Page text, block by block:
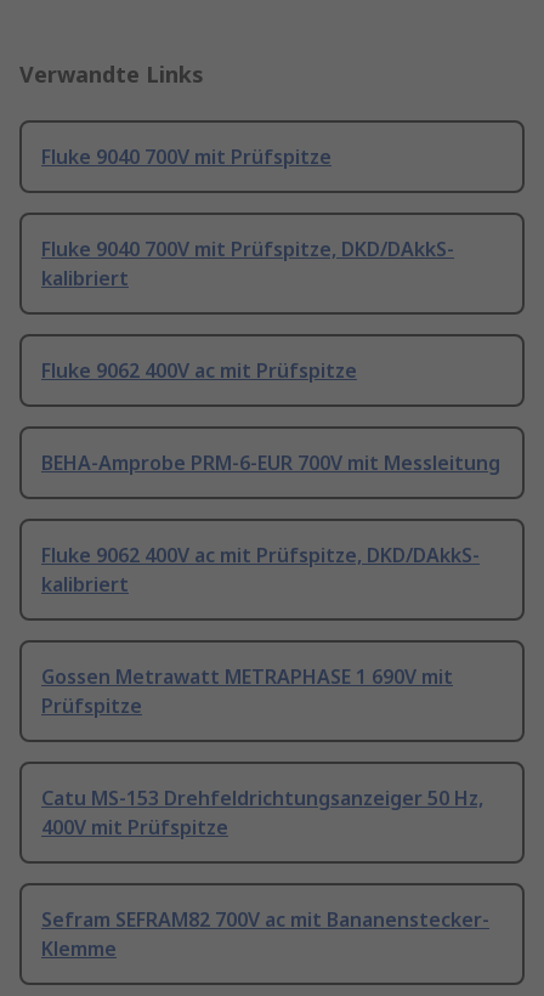
Verwandte Links
Fluke 9040 700V mit Prüfspitze
Fluke 9040 700V mit Prüfspitze, DKD/DAkkS-
kalibriert
Fluke 9062 400V ac mit Prüfspitze
BEHA-Amprobe PRM-6-EUR 700V mit Messleitung
Fluke 9062 400V ac mit Prüfspitze, DKD/DAkkS-
kalibriert
Gossen Metrawatt METRAPHASE 1 690V mit
Prüfspitze
Catu MS-153 Drehfeldrichtungsanzeiger 50 Hz,
400V mit Prüfspitze
Sefram SEFRAM82 700V ac mit Bananenstecker-
Klemme